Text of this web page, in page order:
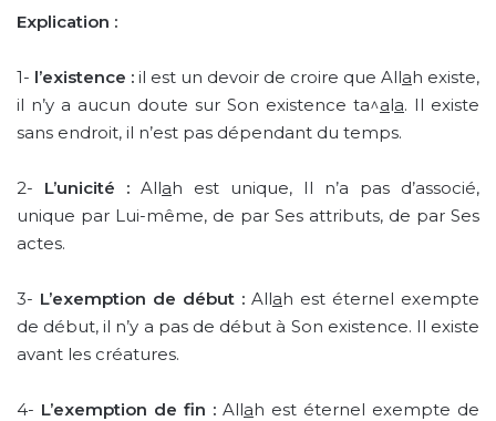
Explication :
1- l’existence : il est un devoir de croire que Allah existe,
il n’y a aucun doute sur Son existence ta^ala. Il existe
sans endroit, il n’est pas dépendant du temps.
2- L’unicité : Allah est unique, Il n’a pas d’associé,
unique par Lui-même, de par Ses attributs, de par Ses
actes.
3- L’exemption de début : Allah est éternel exempte
de début, il n’y a pas de début à Son existence. Il existe
avant les créatures.
4- L’exemption de fin : Allah est éternel exempte de